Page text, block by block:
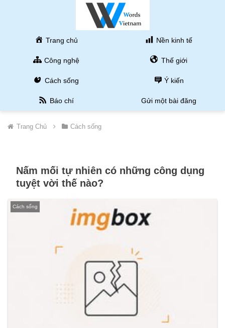
Trang chủ Nền kinh tế
Công nghệ Thế giới
Cách sống Ý kiến
Báo chí Gửi một bài đăng
Trang Chủ Cách sống
Nấm mối tự nhiên có những công dụng
tuyệt vời thế nào?
Cách sống